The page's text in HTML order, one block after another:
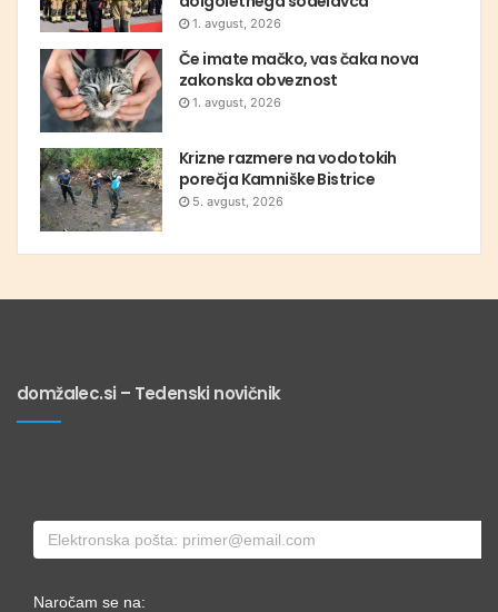
1. avgust, 2026
Če imate mačko, vas čaka nova
zakonska obveznost
1. avgust, 2026
Krizne razmere na vodotokih
porečja Kamniške Bistrice
5. avgust, 2026
domžalec.si – Tedenski novičnik
Naročam se na: